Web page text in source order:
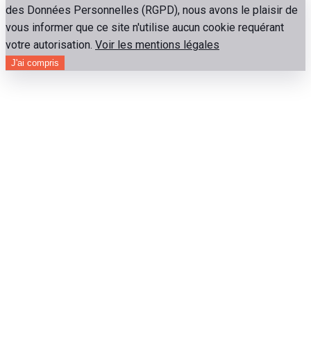
des Données Personnelles (RGPD), nous avons le plaisir de
vous informer que ce site n'utilise aucun cookie requérant
votre autorisation. Voir les mentions légales
J'ai compris